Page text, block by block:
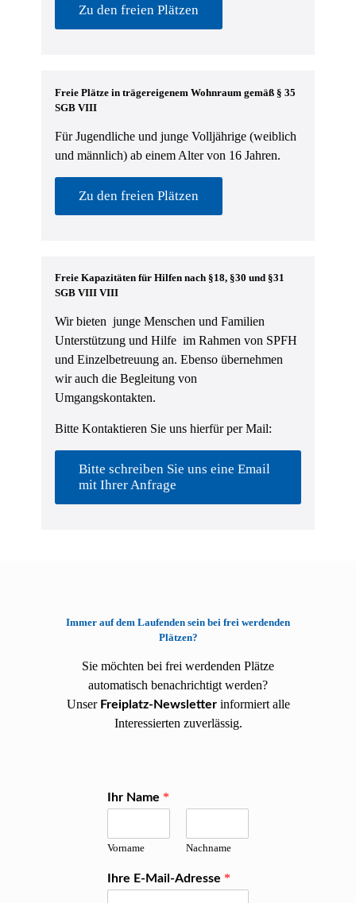
Zu den freien Plätzen
Freie Plätze in trägereigenem Wohnraum gemäß § 35
SGB VIII
Für Jugendliche und junge Volljährige (weiblich
und männlich) ab einem Alter von 16 Jahren.
Zu den freien Plätzen
Freie Kapazitäten für Hilfen nach §18, §30 und §31
SGB VIII VIII
Wir bieten junge Menschen und Familien
Unterstützung und Hilfe im Rahmen von SPFH
und Einzelbetreuung an. Ebenso übernehmen
wir auch die Begleitung von
Umgangskontakten.
Bitte Kontaktieren Sie uns hierfür per Mail:
Bitte schreiben Sie uns eine Email
mit Ihrer Anfrage
Immer auf dem Laufenden sein bei frei werdenden
Plätzen?
Sie möchten bei frei werdenden Plätze
automatisch benachrichtigt werden?
Unser Freiplatz-Newsletterinformiert alle
Interessierten zuverlässig.
Ihr Name *
Vorname Nachname
Ihre E-Mail-Adresse *